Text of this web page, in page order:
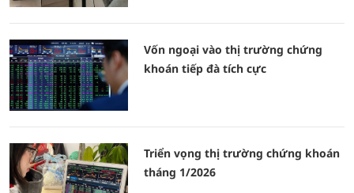
Vốn ngoại vào thị trường chứng
khoán tiếp đà tích cực
Triển vọng thị trường chứng khoán
tháng 1/2026